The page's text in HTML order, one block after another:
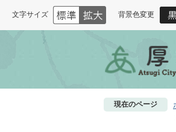
文字サイズ 背景色変更
現在のページ